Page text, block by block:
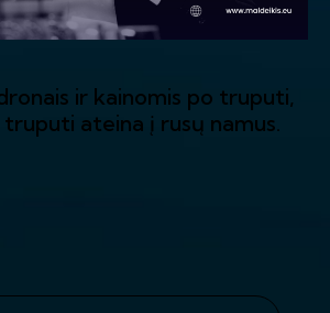
ir kainomis po truputi,
ateina į rusų namus.